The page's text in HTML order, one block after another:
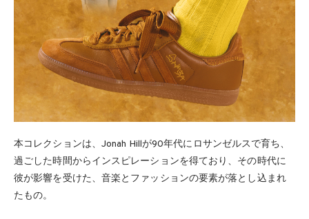
本コレクションは、Jonah Hillが90年代にロサンゼルスで育ち、
過ごした時間からインスピレーションを得ており、その時代に
彼が影響を受けた、音楽とファッションの要素が落とし込まれ
たもの。